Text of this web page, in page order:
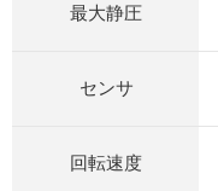
最大静圧
センサ
回転速度